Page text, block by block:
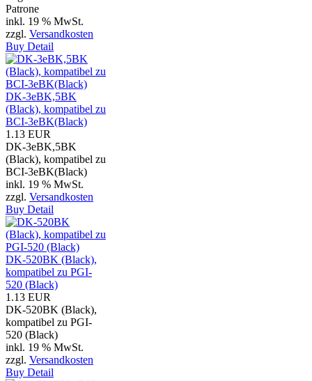
Patrone
inkl. 19 % MwSt.
zzgl. Versandkosten
Buy Detail
DK-3eBK,5BK
(Black), kompatibel zu
BCI-3eBK(Black)
1.13 EUR
DK-3eBK,5BK
(Black), kompatibel zu
BCI-3eBK(Black)
inkl. 19 % MwSt.
zzgl. Versandkosten
Buy Detail
DK-520BK (Black),
kompatibel zu PGI-
520 (Black)
1.13 EUR
DK-520BK (Black),
kompatibel zu PGI-
520 (Black)
inkl. 19 % MwSt.
zzgl. Versandkosten
Buy Detail